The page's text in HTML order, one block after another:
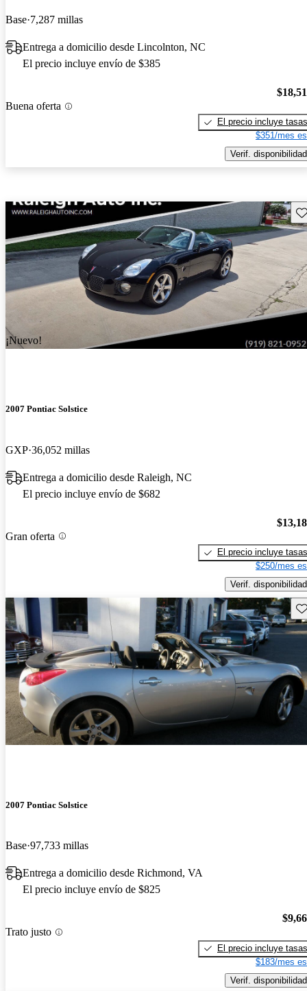
Base 7,287 millas
Entrega a domicilio desde Lincolnton, NC
El precio incluye envío de $385
Buena oferta
El precio incluye tasas
$351/mes
Verif. disponibilidad
¡Nuevo!
2007 Pontiac Solstice
GXP 36,052 millas
Entrega a domicilio desde Raleigh, NC
El precio incluye envío de $682
Gran oferta
El precio incluye tasas
$250/mes
Verif. disponibilidad
2007 Pontiac Solstice
Base 97,733 millas
Entrega a domicilio desde Richmond, VA
El precio incluye envío de $825
Trato justo
El precio incluye tasas
$183/mes
Verif. disponibilidad